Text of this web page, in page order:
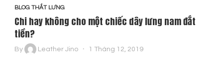
BLOG THẮT LƯNG
Chi hay không cho một chiếc dây lưng nam đắt
tiền?
By Leather Jino 1 Tháng 12, 2019